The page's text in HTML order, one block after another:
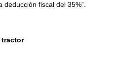
fiscal del 35%”.
tractor